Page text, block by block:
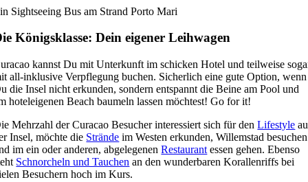
Sightseeing Bus am Strand Porto Mari
Königsklasse: Dein eigener Leihwagen
kannst Du mit Unterkunft im schicken Hotel und teilweise
all-inklusive Verpflegung buchen. Sicherlich eine gute Option, wenn
die Insel nicht erkunden, sondern entspannt die Beine am Pool und
hoteleigenen Beach baumeln lassen möchtest! Go for it!
Mehrzahl der Curacao Besucher interessiert sich für denLifestyle
Insel, möchte die Strände im Westen erkunden, Willemstad besuchen
im ein oder anderen, abgelegenenRestaurant essen gehen. Ebenso
Schnorcheln und Tauchen an den wunderbaren Korallenriffs bei
Besuchern hoch im Kurs.